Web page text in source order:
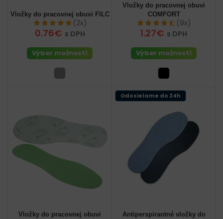
Vložky do pracovnej obuvi FILC
(2x)
0.76€ s DPH
Výber možností
Vložky do pracovnej obuvi
COMFORT
(9x)
1.27€ s DPH
Výber možností
Vložky do pracovnej obuvi
Odosielame do 24h
Antiperspirantné vložky do